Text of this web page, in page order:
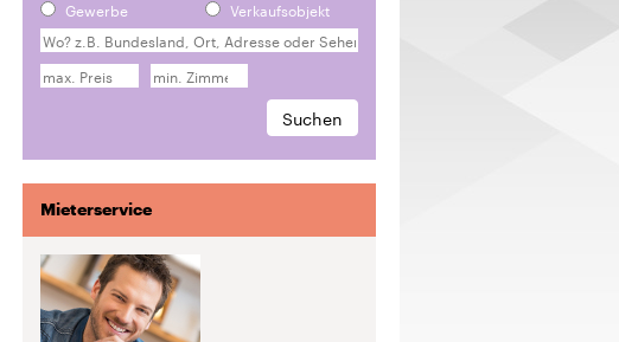
Gewerbe
Verkaufsobjekt
Mieterservice